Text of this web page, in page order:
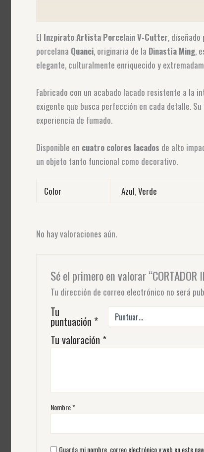
El Inzpirato Artista Porcelain V-Cutter, diseñado
porcelana Quanci, originaria de la Dinastía Ming,
elegante, culturalmente enriquecido y
Fabricado con un acabado lacado resistente a la
exigente que busca perfección en cada detalle.
experiencia de fumado.
Disponible en cuatro colores lacados de alto
un objeto tanto funcional como decorativo.
Color Azul,Verde
No hay valoraciones aún.
Sé el primero en valorar “CORTADOR
Tu dirección de correo electrónico no será
Tu
puntuación *
Tu valoración *
Nombre*
Guarda mi nombre, correo electrónico y web en este